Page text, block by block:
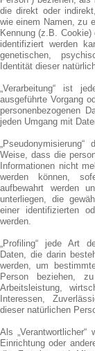
die direkt oder
wie einem Namen, zu
Kennung (z.B.
identifiziert werden
genetischen,
Identität dieser
„Verarbeitung“ ist
ausgeführte Vorgang
personenbezogenen
jeden Umgang mit
Weise, dass die
Informationen nicht
werden können,
aufbewahrt werden
unterliegen, die
einer identifizierten
werden.
„Profiling“ jede Art
Daten, die darin
werden, um
Person beziehen,
Arbeitsleistung,
Interessen,
dieser natürlichen
Als
Einrichtung oder